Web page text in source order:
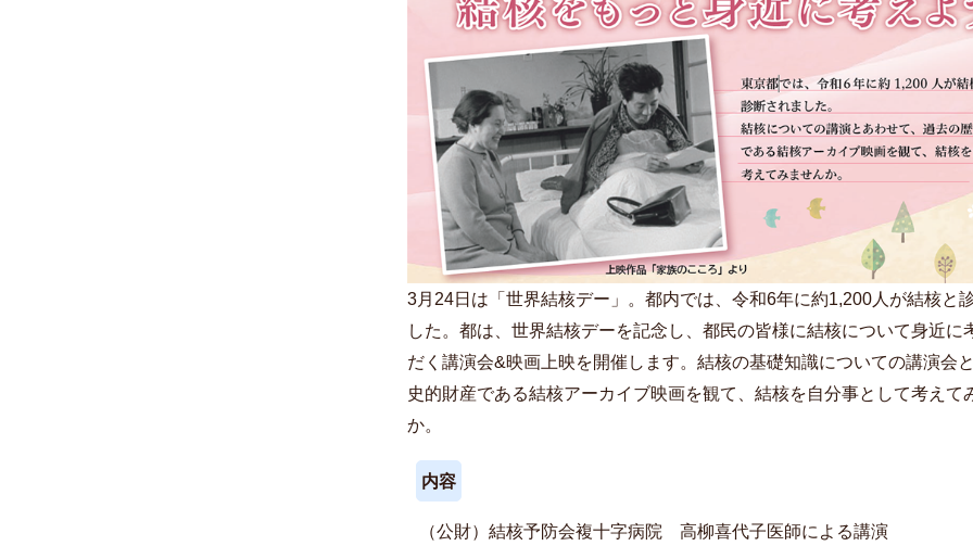
3月24日は「世界結核デー」。都内では、令和6年に約1,200人が結核と
した。都は、世界結核デーを記念し、都民の皆様に結核について身近に
だく講演会&映画上映を開催します。結核の基礎知識についての講演会
史的財産である結核アーカイブ映画を観て、結核を自分事として考えて
か。
内容
（公財）結核予防会複十字病院 高柳喜代子医師による講演